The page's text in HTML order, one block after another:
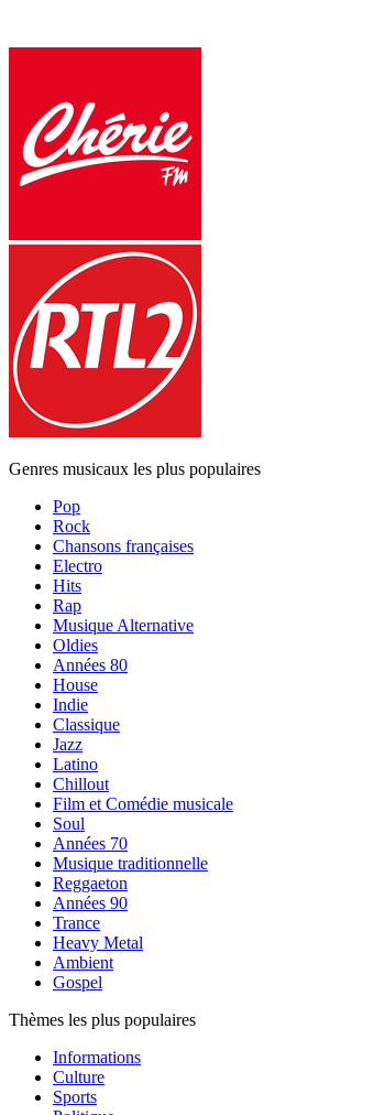
Genres musicaux les plus populaires
Pop
Rock
Chansons françaises
Electro
Hits
Rap
Musique Alternative
Oldies
Années 80
House
Indie
Classique
Jazz
Latino
Chillout
Film et Comédie musicale
Soul
Années 70
Musique traditionnelle
Reggaeton
Années 90
Trance
Heavy Metal
Ambient
Gospel
Thèmes les plus populaires
Informations
Culture
Sports